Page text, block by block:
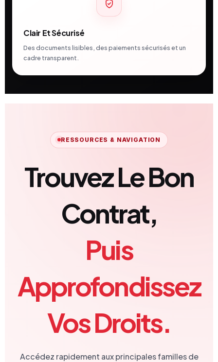
Clair Et Sécurisé
Des documents lisibles, des paiements sécurisés et un
cadre transparent.
RESSOURCES & NAVIGATION
Trouvez Le Bon
Contrat,
Puis
Approfondissez
Vos Droits.
Accédez rapidement aux principales familles de